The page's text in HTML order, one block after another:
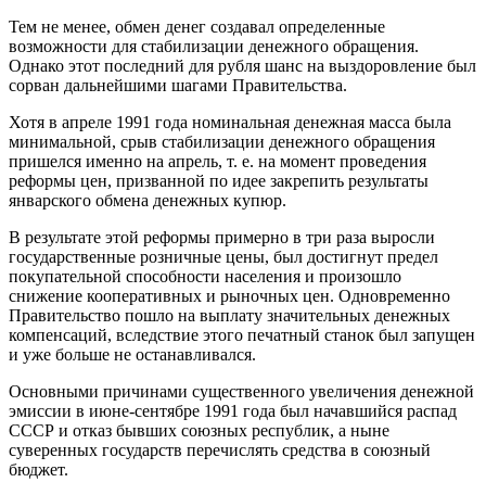
Тем не менее, обмен денег создавал определенные
возможности для стабилизации денежного обращения.
Однако этот последний для рубля шанс на выздоровление был
сорван дальнейшими шагами Правительства.
Хотя в апреле 1991 года номинальная денежная масса была
минимальной, срыв стабилизации денежного обращения
пришелся именно на апрель, т. е. на момент проведения
реформы цен, призванной по идее закрепить результаты
январского обмена денежных купюр.
В результате этой реформы примерно в три раза выросли
государственные розничные цены, был достигнут предел
покупательной способности населения и произошло
снижение кооперативных и рыночных цен. Одновременно
Правительство пошло на выплату значительных денежных
компенсаций, вследствие этого печатный станок был запущен
и уже больше не останавливался.
Основными причинами существенного увеличения денежной
эмиссии в июне-сентябре 1991 года был начавшийся распад
СССР и отказ бывших союзных республик, а ныне
суверенных государств перечислять средства в союзный
бюджет.